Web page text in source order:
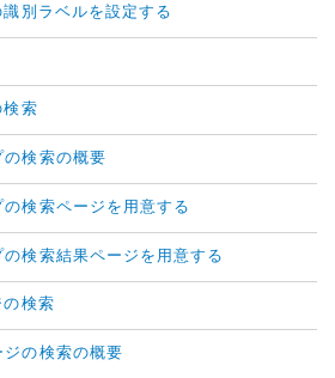
別ラベルを設定する
検索
の検索の概要
の検索ページを用意する
の検索結果ページを用意する
の検索
の検索の概要